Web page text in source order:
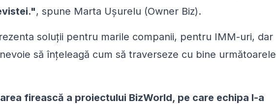
, spune Marta Ușurelu (Owner Biz).
soluții pentru marile companii, pentru IMM-uri, dar
să înțeleagă cum să traverseze cu bine următoarele
firească a proiectului BizWorld, pe care echipa l-a